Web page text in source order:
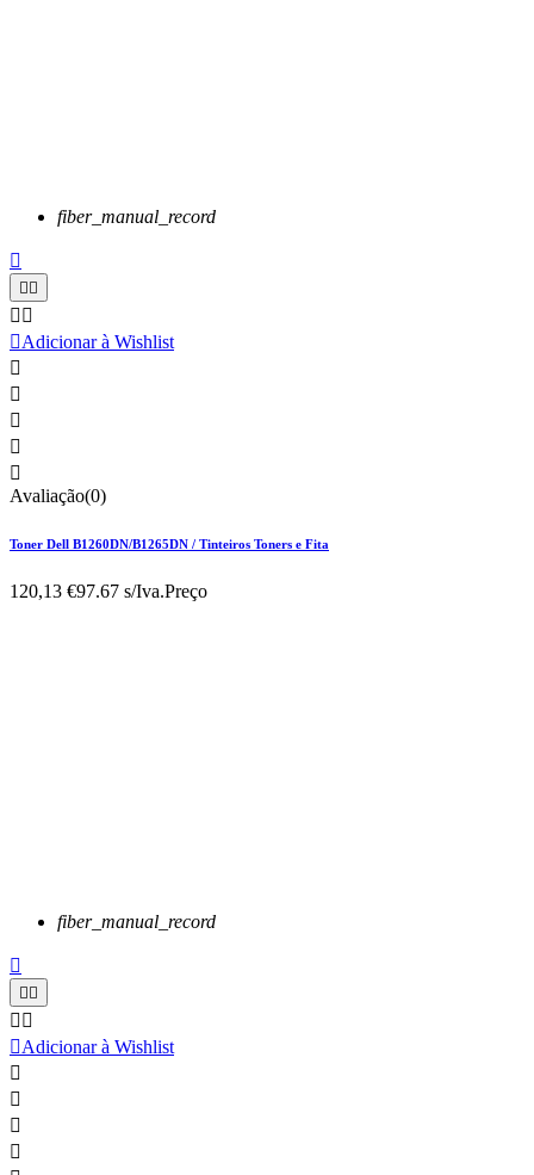
fiber_manual_record

 
 
Adicionar à Wishlist





Avaliação(0)
Toner Dell B1260DN/B1265DN / Tinteiros Toners e Fita
120,13 €97.67 s/Iva.Preço
fiber_manual_record

 
 
Adicionar à Wishlist



